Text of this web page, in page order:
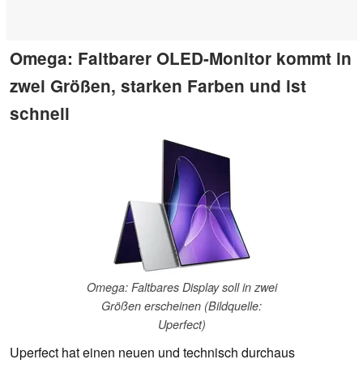
Omega: Faltbarer OLED-Monitor kommt in
zwei Größen, starken Farben und ist
schnell
Omega: Faltbares Display soll in zwei
Größen erscheinen (Bildquelle:
Uperfect)
Uperfect hat einen neuen und technisch durchaus